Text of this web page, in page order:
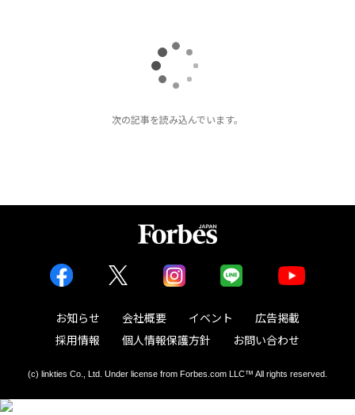
次の記事を読み込んでいます。
お知らせ 会社概要 イベント
広告掲載
採用情報
個人情報保護方針 お問い合わせ
(c) linkties Co., Ltd. Under license from Forbes.com LLC™ All rights reserved.